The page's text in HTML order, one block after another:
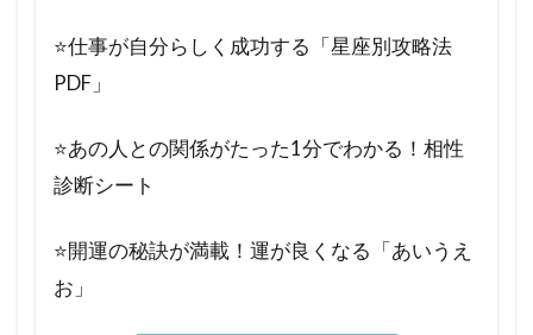
⭐️仕事が自分らしく成功する「星座別攻略法
PDF」
⭐️あの人との関係がたった1分でわかる！相性
診断シート
⭐️開運の秘訣が満載！運が良くなる「あいうえ
お」